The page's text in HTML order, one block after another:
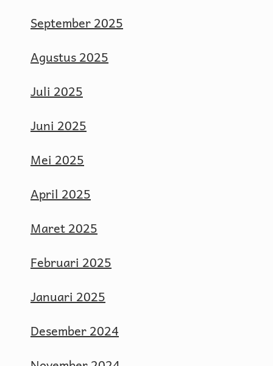
September 2025
Agustus 2025
Juli 2025
Juni 2025
Mei 2025
April 2025
Maret 2025
Februari 2025
Januari 2025
Desember 2024